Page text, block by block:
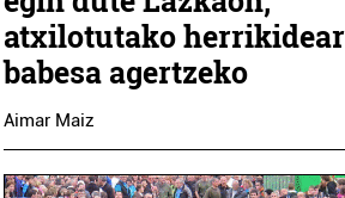
atxilotutako
babesa agertzeko
Aimar Maiz